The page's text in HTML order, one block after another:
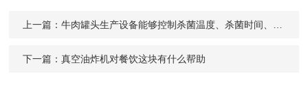
上一篇：牛肉罐头生产设备能够控制杀菌温度、杀菌时间、杀菌压力
下一篇：真空油炸机对餐饮这块有什么帮助